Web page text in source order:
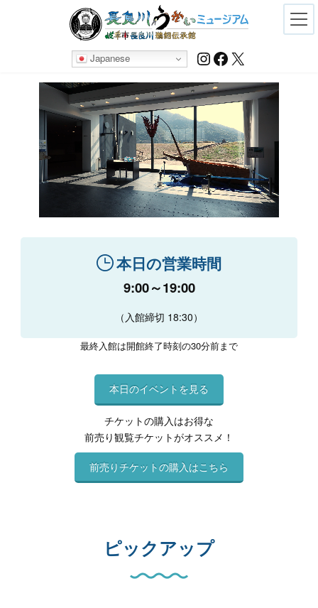
Japanese Instagram
Facebook
X
本日の営業時間
9:00～19:00
（入館締切 18:30）
最終入館は開館終了時刻の30分前まで
本日のイベントを見る
チケットの購入はお得な
前売り観覧チケットがオススメ！
前売りチケットの購入はこちら
ピックアップ